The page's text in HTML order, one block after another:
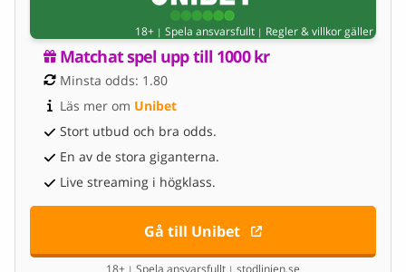
18+ | Spela ansvarsfullt | Regler & villkor gäller
Matchat spel upp till 1000 kr
Minsta odds: 1.80
Läs mer om Unibet
Stort utbud och bra odds.
En av de stora giganterna.
Live streaming i högklass.
Gå till Unibet